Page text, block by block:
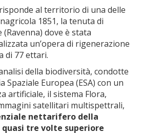
al territorio di una delle
1851, la tenuta di
(Ravenna) dove è stata
un’opera di rigenerazione
di 77 ettari.
della biodiversità, condotte
Spaziale Europea (ESA) con un
artificiale, il sistema Flora,
satellitari multispettrali,
nettarifero della
tre volte superiore